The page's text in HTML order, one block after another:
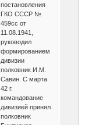
постановления
ГКО СССР №
459сс от
11.08.1941,
руководил
формированием
дивизии
полковник И.М.
Савин. С марта
42 г.
командование
дивизией принял
полковник